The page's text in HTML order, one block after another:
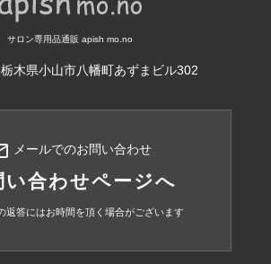
サロン専用品通販 apish mo.no
木県小山市八幡町あずまビル302
メールでのお問い合わせ
い合わせページへ
返答にはお時間を頂く場合がございます